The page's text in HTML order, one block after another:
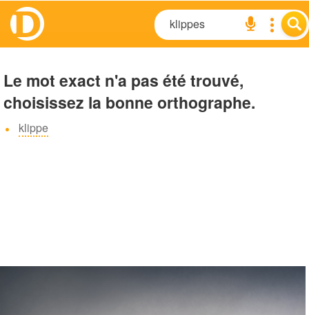
Le mot exact n'a pas été trouvé,
choisissez la bonne orthographe.
klippe